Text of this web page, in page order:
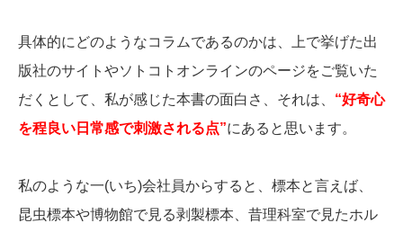
具体的にどのようなコラムであるのかは、上で挙げた出
版社のサイトやソトコトオンラインのページをご覧いた
だくとして、私が感じた本書の面白さ、それは、 “好奇心
を程良い日常感で刺激される点”にあると思います。
私のような一(いち)会社員からすると、標本と言えば、
昆虫標本や博物館で見る剥製標本、昔理科室で見たホル